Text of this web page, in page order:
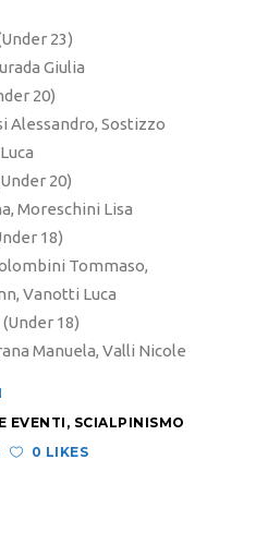
23)
Giulia
20)
Alessandro, Sostizzo
20)
Moreschini Lisa
18)
Tommaso,
Vanotti Luca
18)
Manuela, Valli Nicole
EVENTI , SCIALPINISMO
0 LIKES